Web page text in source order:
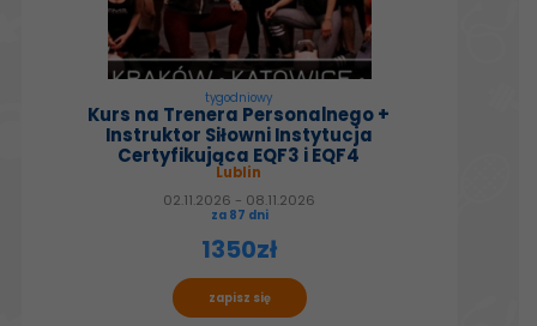
tygodniowy
Kurs na Trenera Personalnego +
Instruktor Siłowni Instytucja
Certyfikująca EQF3 i EQF4
Lublin
02.11.2026 - 08.11.2026
za 87 dni
1350zł
zapisz się